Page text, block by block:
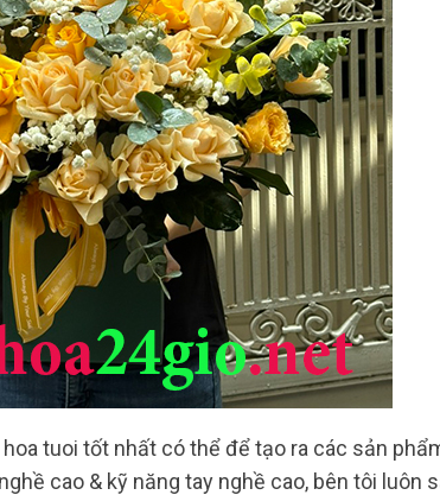
tuoi tốt nhất có thể để tạo ra các sản
cao & kỹ năng tay nghề cao, bên tôi luôn